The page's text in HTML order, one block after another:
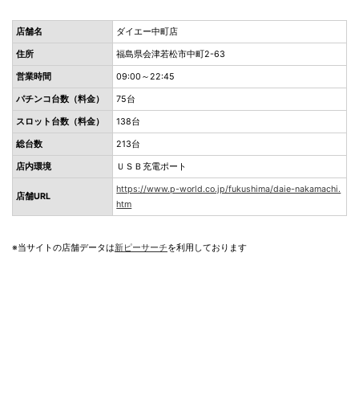
店舗名 ダイエー中町店
住所 福島県会津若松市中町2-63
営業時間 09:00～22:45
パチンコ台数（料金） 75台
スロット台数（料金） 138台
総台数 213台
店内環境 ＵＳＢ充電ポート
店舗URL
https://www.p-world.co.jp/fukushima/daie-nakamachi.
htm
※当サイトの店舗データは新ピーサーチを利用しております